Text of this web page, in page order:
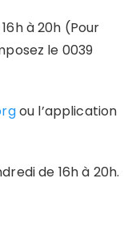
à 20h (Pour
le 0039
ou l’application
de 16h à 20h.